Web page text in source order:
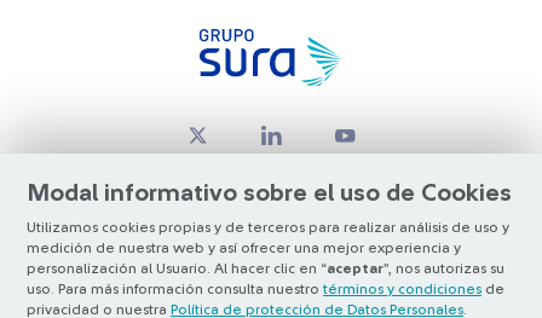
Modal informativo sobre el uso de Cookies
Utilizamos cookies propias y de terceros para realizar análisis de uso y
medición de nuestra web y así ofrecer una mejor experiencia y
personalización al Usuario. Al hacer clic en “aceptar”, nos autorizas su
uso. Para más información consulta nuestro términos y condiciones de
privacidad o nuestra Política de protección de Datos Personales
© Copyright Grupo SURA 2026